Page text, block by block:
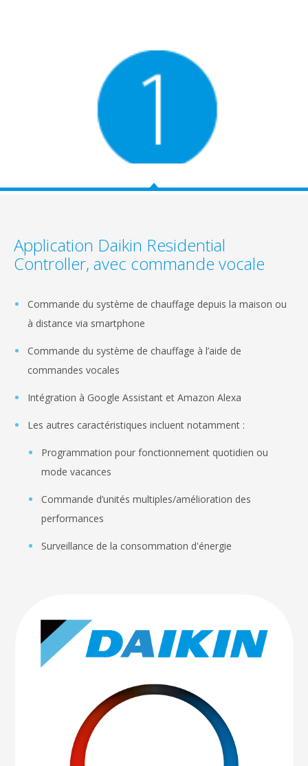
Application Daikin Residential
Controller, avec commande vocale
Commande du système de chauffage depuis la maison ou
à distance via smartphone
Commande du système de chauffage à l’aide de
commandes vocales
Intégration à Google Assistant et Amazon Alexa
Les autres caractéristiques incluent notamment :
Programmation pour fonctionnement quotidien ou
mode vacances
Commande d’unités multiples/amélioration des
performances
Surveillance de la consommation d'énergie